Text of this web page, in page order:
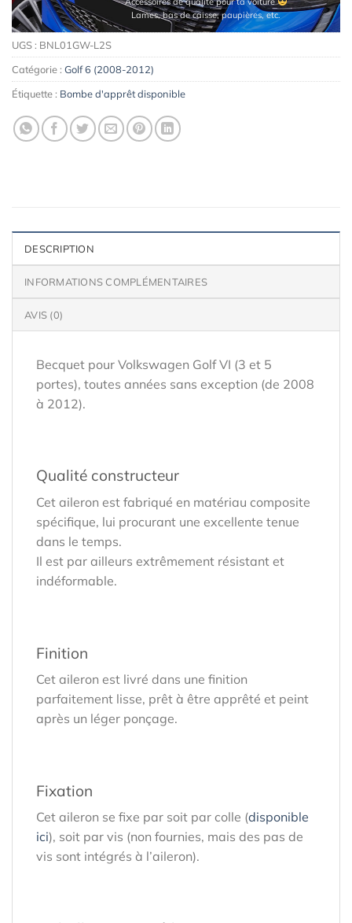
Lames, bas de caisse, paupières, etc.
UGS : BNL01GW-L2S
Catégorie : Golf 6 (2008-2012)
Étiquette : Bombe d'apprêt disponible
DESCRIPTION
INFORMATIONS COMPLÉMENTAIRES
AVIS (0)
Becquet pour Volkswagen Golf VI (3 et 5
portes), toutes années sans exception (de 2008
à 2012).
Qualité constructeur
Cet aileron est fabriqué en matériau composite
spécifique, lui procurant une excellente tenue
dans le temps.
Il est par ailleurs extrêmement résistant et
indéformable.
Finition
Cet aileron est livré dans une finition
parfaitement lisse, prêt à être apprêté et peint
après un léger ponçage.
Fixation
Cet aileron se fixe par soit par colle (disponible
ici), soit par vis (non fournies, mais des pas de
vis sont intégrés à l’aileron).